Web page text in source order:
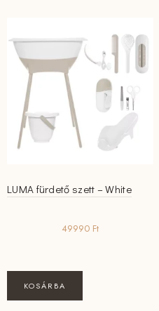
LUMA fürdető szett – White
49990 Ft
KOSÁRBA